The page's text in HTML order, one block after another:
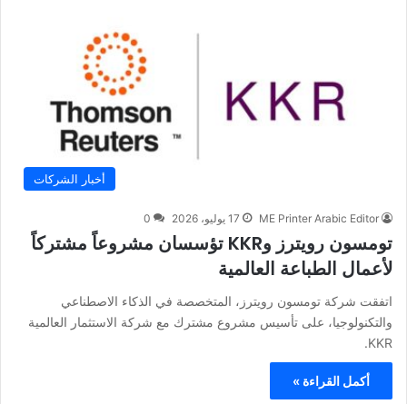
أخبار الشركات
ME Printer Arabic Editor 17 يوليو، 2026 0
تومسون رويترز وKKR تؤسسان مشروعاً مشتركاً
لأعمال الطباعة العالمية
اتفقت شركة تومسون رويترز، المتخصصة في الذكاء الاصطناعي
والتكنولوجيا، على تأسيس مشروع مشترك مع شركة الاستثمار العالمية
KKR.
أكمل القراءة »